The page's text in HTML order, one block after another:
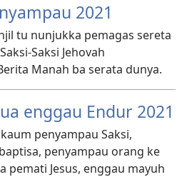
2021
tu nunjukka pemagas sereta
Saksi Jehovah
Manah ba serata dunya.
enggau Endur 2021
penyampau Saksi,
penyampau orang ke
pemati Jesus, enggau mayuh